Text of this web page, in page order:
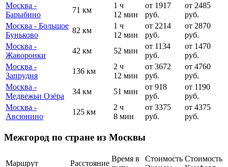
Москва -
Барыбино
71 км
1 ч
12 мин
от 1917
руб.
от 2485
руб.
Москва - Большое
Буньково
82 км
1 ч
12 мин
от 2214
руб.
от 2870
руб.
Москва -
Жаворонки
42 км 52 мин
от 1134
руб.
от 1470
руб.
Москва -
Запрудня
136 км
2 ч
12 мин
от 3672
руб.
от 4760
руб.
Москва -
Медвежьи Озёра
34 км 51 мин
от 918
руб.
от 1190
руб.
Москва -
Авсюнино
125 км
2 ч
8 мин
от 3375
руб.
от 4375
руб.
Межгород по стране из Москвы
Маршрут Расстояние
Время в
Стоимость Стоимость